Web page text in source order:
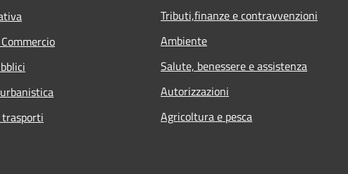
Tributi,finanze e contravvenzioni
Ambiente
Salute, benessere e assistenza
Autorizzazioni
Agricoltura e pesca